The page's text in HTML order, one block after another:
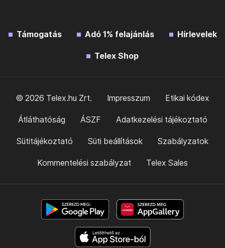
Támogatás Adó 1% felajánlás Hírlevelek
Telex Shop
© 2026 Telex.hu Zrt. Impresszum Etikai kódex
Átláthatóság ÁSZF Adatkezelési tájékoztató
Sütitájékoztató Süti beállítások Szabályzatok
Kommentelési szabályzat Telex Sales